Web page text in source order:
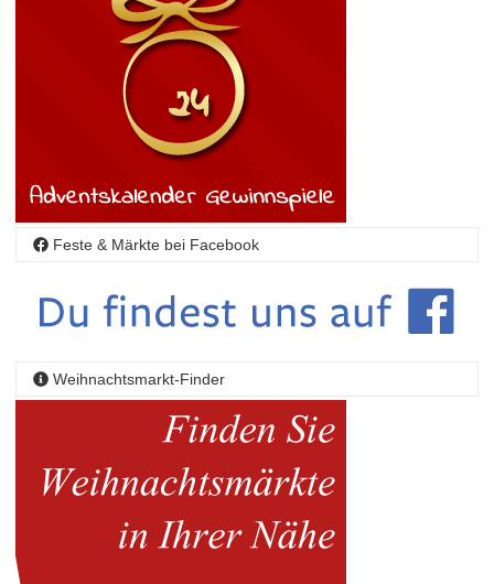
Feste & Märkte bei Facebook
Weihnachtsmarkt-Finder